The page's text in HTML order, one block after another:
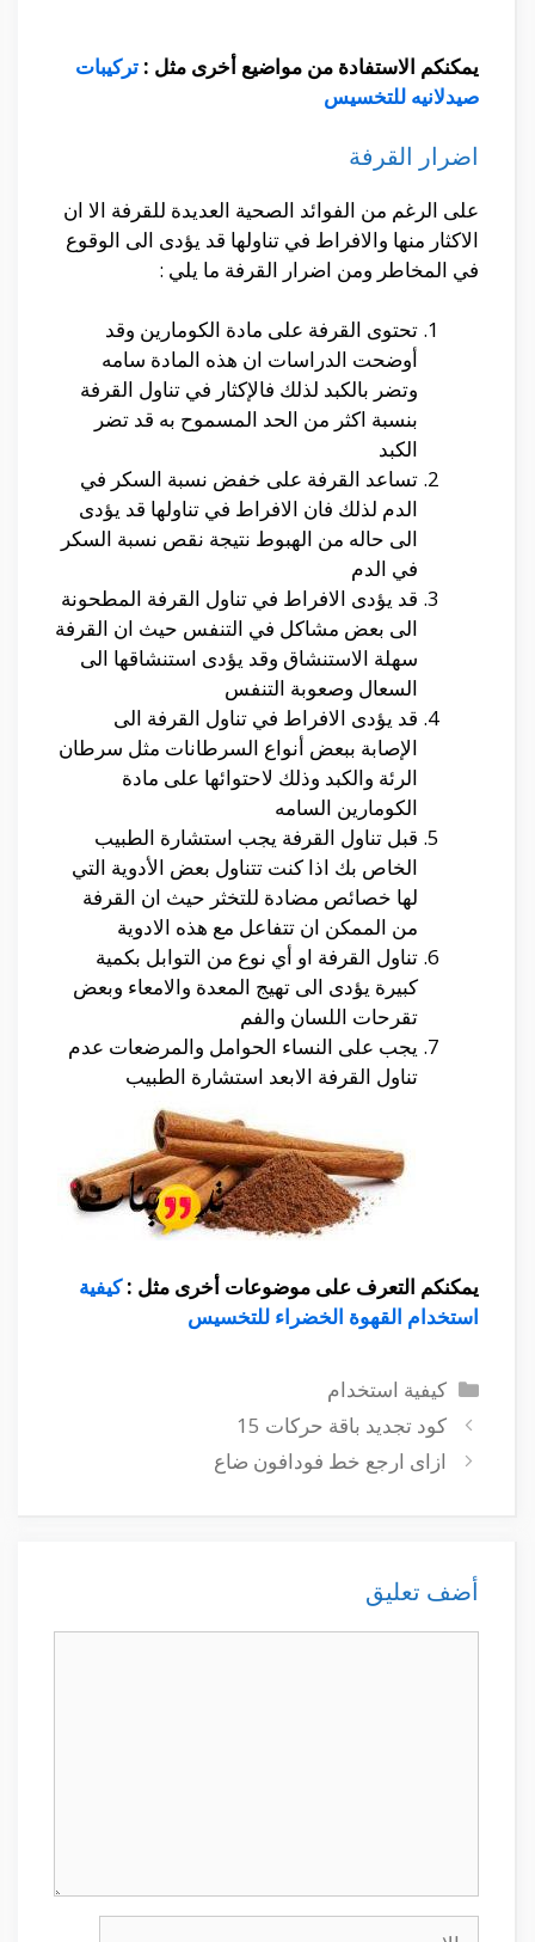
يمكنكم الاستفادة من مواضيع أخرى مثل : تركيبات
صيدلانيه للتخسيس
اضرار القرفة
على الرغم من الفوائد الصحية العديدة للقرفة الا ان
الاكثار منها والافراط في تناولها قد يؤدى الى الوقوع
في المخاطر ومن اضرار القرفة ما يلي :
تحتوى القرفة على مادة الكومارين وقد
أوضحت الدراسات ان هذه المادة سامه
وتضر بالكبد لذلك فالإكثار في تناول القرفة
بنسبة اكثر من الحد المسموح به قد تضر
الكبد
تساعد القرفة على خفض نسبة السكر في
الدم لذلك فان الافراط في تناولها قد يؤدى
الى حاله من الهبوط نتيجة نقص نسبة السكر
في الدم
قد يؤدى الافراط في تناول القرفة المطحونة
الى بعض مشاكل في التنفس حيث ان القرفة
سهلة الاستنشاق وقد يؤدى استنشاقها الى
السعال وصعوبة التنفس
قد يؤدى الافراط في تناول القرفة الى
الإصابة ببعض أنواع السرطانات مثل سرطان
الرئة والكبد وذلك لاحتوائها على مادة
الكومارين السامه
قبل تناول القرفة يجب استشارة الطبيب
الخاص بك اذا كنت تتناول بعض الأدوية التي
لها خصائص مضادة للتخثر حيث ان القرفة
من الممكن ان تتفاعل مع هذه الادوية
تناول القرفة او أي نوع من التوابل بكمية
كبيرة يؤدى الى تهيج المعدة والامعاء وبعض
تقرحات اللسان والفم
يجب على النساء الحوامل والمرضعات عدم
تناول القرفة الابعد استشارة الطبيب
يمكنكم التعرف على موضوعات أخرى مثل :كيفية
استخدام القهوة الخضراء للتخسيس
التصنيفات
كيفية استخدام
كود تجديد باقة حركات 15
ازاى ارجع خط فودافون ضاع
أضف تعليق